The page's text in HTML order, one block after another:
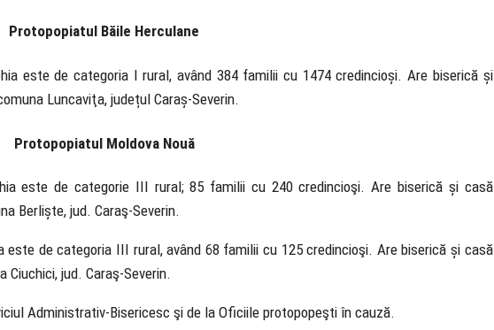
Protopopiatul Băile Herculane
este de categoria I rural, având 384 familii cu 1474 credincioși. Are biserică și
Luncaviţa, județul Caraș-Severin.
Protopopiatul Moldova Nouă
este de categorie III rural; 85 familii cu 240 credincioşi. Are biserică și casă
Berliște, jud. Caraş-Severin.
este de categoria III rural, având 68 familii cu 125 credincioşi. Are biserică și casă
Ciuchici, jud. Caraş-Severin.
Administrativ-Bisericesc şi de la Oficiile protopopeşti în cauză.